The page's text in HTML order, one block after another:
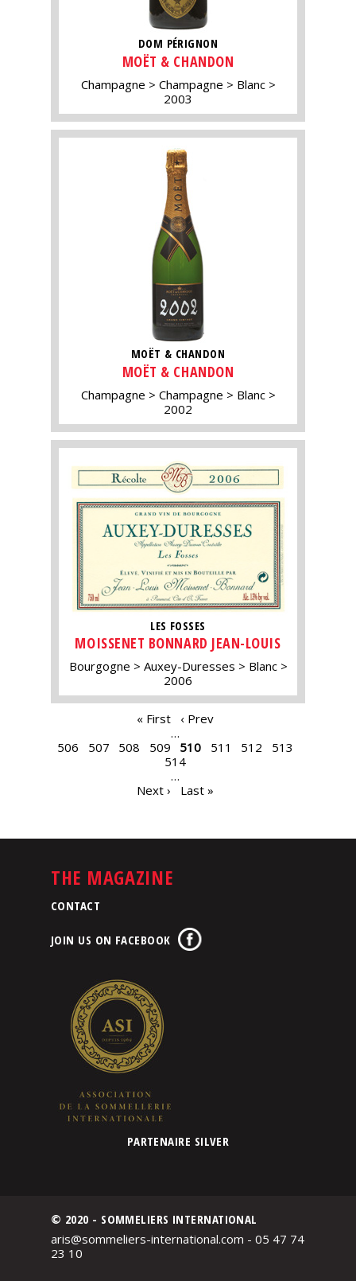
DOM PÉRIGNON
MOËT & CHANDON
Champagne Champagne
Blanc
2003
MOËT & CHANDON
MOËT & CHANDON
Champagne Champagne
Blanc
2002
LES FOSSES
MOISSENET BONNARD JEAN-LOUIS
Bourgogne Auxey-Duresses
Blanc
2006
« First
‹ Prev
…
506
507 508 509 510 511 512
513
514
…
Next ›
Last »
THE MAGAZINE
CONTACT
JOIN US ON FACEBOOK
PARTENAIRE SILVER
© 2020 - SOMMELIERS INTERNATIONAL
aris@sommeliers-international.com - 05 47 74
23 10